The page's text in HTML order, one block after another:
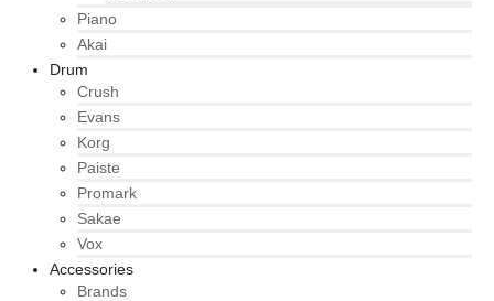
Piano
Akai
Drum
Crush
Evans
Korg
Paiste
Promark
Sakae
Vox
Accessories
Brands